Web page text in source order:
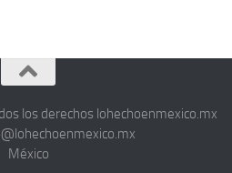
los derechos lohechoenmexico.mx
México